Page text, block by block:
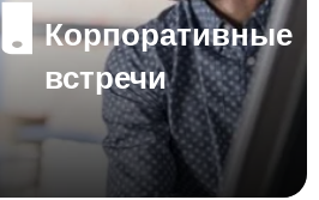
Корпоративные
встречи